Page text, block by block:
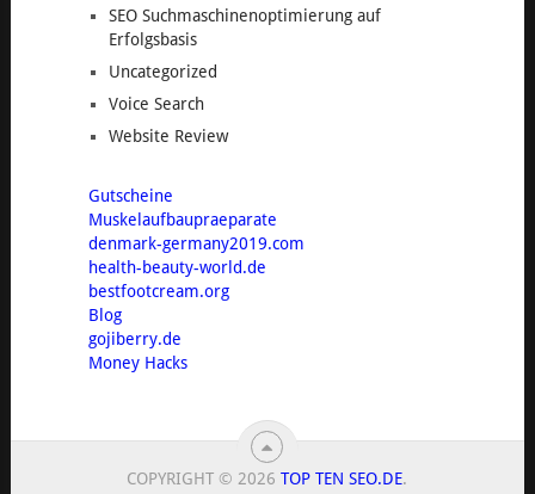
SEO Suchmaschinenoptimierung auf
Erfolgsbasis
Uncategorized
Voice Search
Website Review
Gutscheine
Muskelaufbaupraeparate
denmark-germany2019.com
health-beauty-world.de
bestfootcream.org
Blog
gojiberry.de
Money Hacks
COPYRIGHT © 2026TOP TEN SEO.DE.